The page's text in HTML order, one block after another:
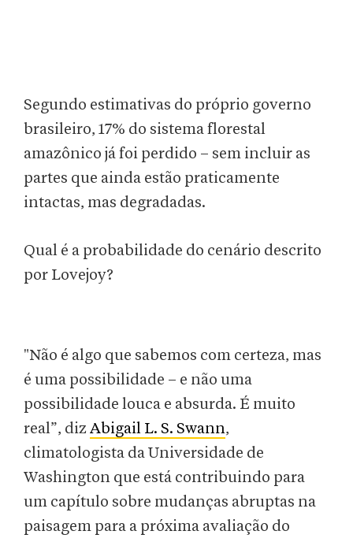
Segundo estimativas do próprio governo
brasileiro, 17% do sistema florestal
amazônico já foi perdido – sem incluir as
partes que ainda estão praticamente
intactas, mas degradadas.
Qual é a probabilidade do cenário descrito
por Lovejoy?
"Não é algo que sabemos com certeza, mas
é uma possibilidade – e não uma
possibilidade louca e absurda. É muito
real”, dizAbigail L. S. Swann,
climatologista da Universidade de
Washington que está contribuindo para
um capítulo sobre mudanças abruptas na
paisagem para a próxima avaliação do